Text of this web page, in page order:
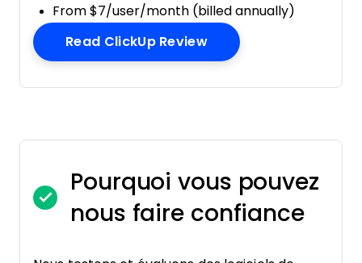
From $7/user/month (billed annually)
Read ClickUp ReviewOpens New Window
Pourquoi vous pouvez
nous faire confiance